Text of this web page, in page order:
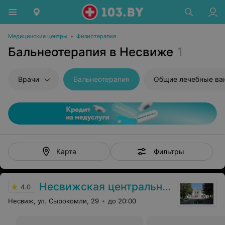
Медицинские центры • Физиотерапия
Бальнеотерапия в Несвиже 1
Врачи Бальнеотерапия Общие лечебные
Карта Фильтры
4.0 Несвижская центральная районная больница
Несвиж, ул. Сырокомли, 29 до 20:00